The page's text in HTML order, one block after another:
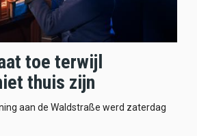
toe terwijl
thuis zijn
aan de Waldstraße werd zaterdag